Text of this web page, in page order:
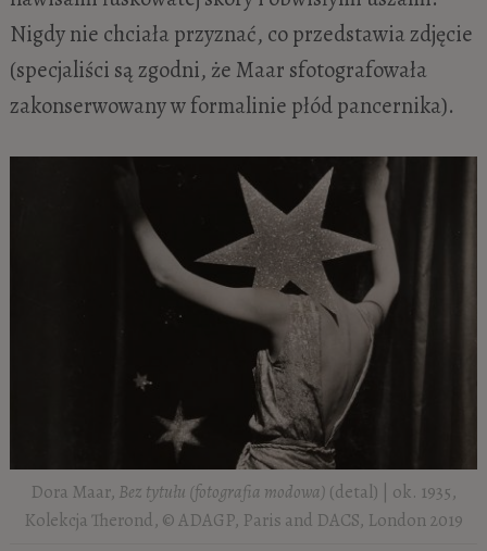
Nigdy nie chciała przyznać, co przedstawia zdjęcie
(specjaliści są zgodni, że Maar sfotografowała
zakonserwowany w formalinie płód pancernika).
Dora Maar, Bez tytułu (fotografia modowa) (detal) | ok. 1935,
Kolekcja Therond, © ADAGP, Paris and DACS, London 2019